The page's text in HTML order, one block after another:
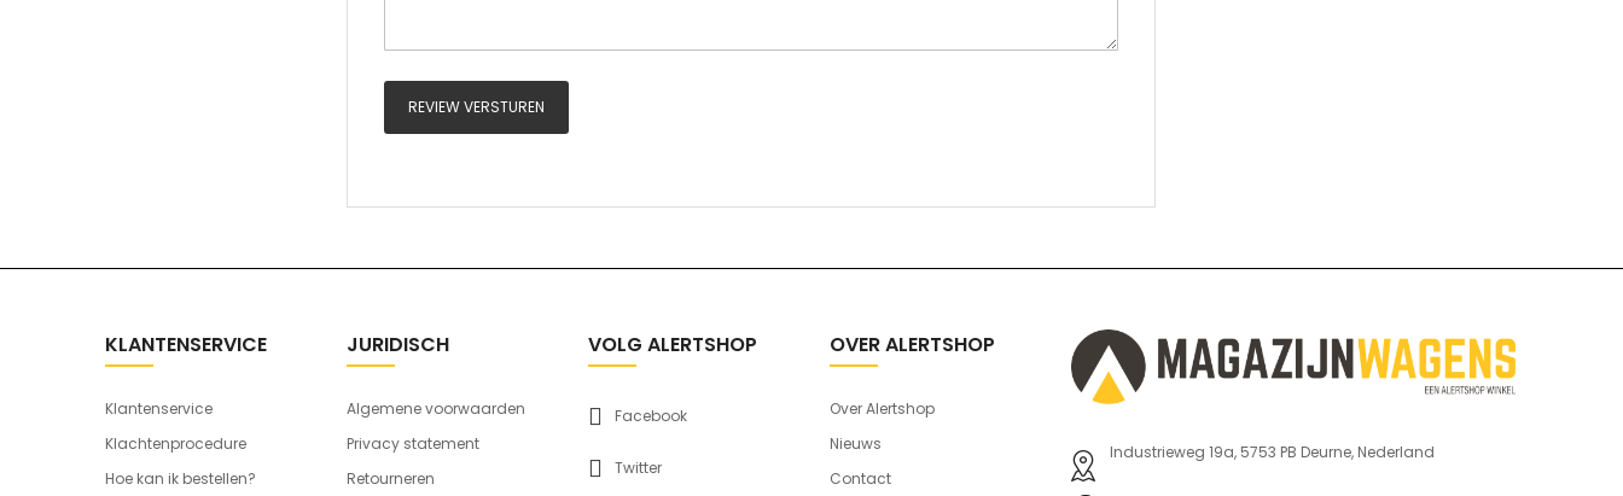
REVIEW VERSTUREN
KLANTENSERVICE
Klantenservice
Klachtenprocedure
Hoe kan ik bestellen?
JURIDISCH
Algemene voorwaarden
Privacy statement
Retourneren
VOLG ALERTSHOP
Facebook
Twitter
OVER ALERTSHOP
Over Alertshop
Nieuws
Contact
Industrieweg 19a, 5753 PB Deurne, Nederland